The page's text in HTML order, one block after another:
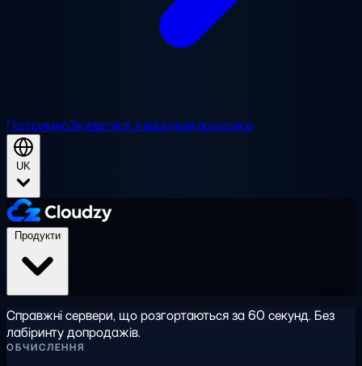
ПідтримкаЗв'язатися з відділом продажів
UK
Справжні сервери, що розгортаються за 60 секунд. Без
лабіринту допродажів.
ОБЧИСЛЕННЯ